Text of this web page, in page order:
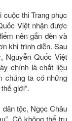
cuộc thi Trang phục
Việt nhận được
nên gắn đèn và
khi trình diễn. Sau
Nguyễn Quốc Việt
chính là chất liệu
chúng ta có những
giới”.
tộc, Ngọc Châu
Cô không thể trụ